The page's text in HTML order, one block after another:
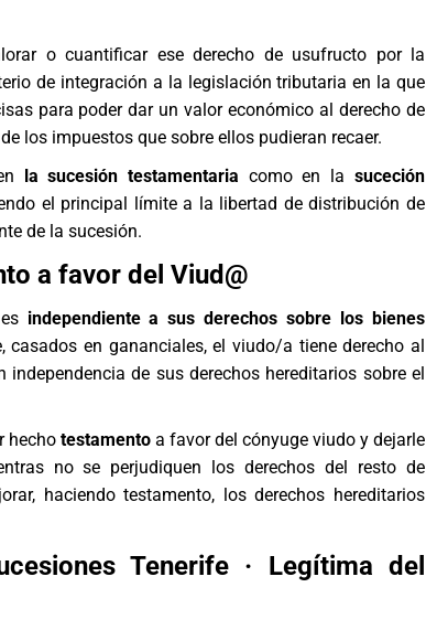
o cuantificar ese derecho de usufructo por la
de integración a la legislación tributaria en la que
para poder dar un valor económico al derecho de
los impuestos que sobre ellos pudieran recaer.
la sucesión testamentaria como en la suceción
el principal límite a la libertad de distribución de
de la sucesión.
a favor del Viud@
independiente a sus derechos sobre los bienes
casados en gananciales, el viudo/a tiene derecho al
independencia de sus derechos hereditarios sobre el
hecho testamento a favor del cónyuge viudo y dejarle
no se perjudiquen los derechos del resto de
haciendo testamento, los derechos hereditarios
Tenerife · Legítima del